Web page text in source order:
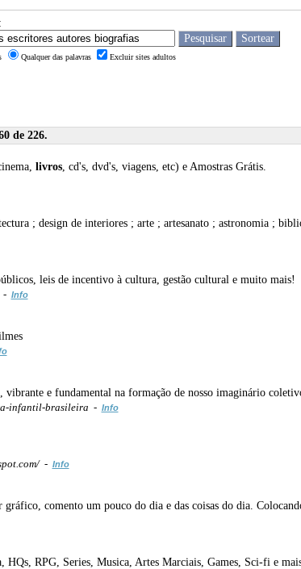
Qualquer das palavras Excluir sites adultos
de 226.
livros, cd's, dvd's, viagens, etc) e Amostras Grátis.
; design de interiores ; arte ; artesanato ; astronomia ;
leis de incentivo à cultura, gestão cultural e muito mais!
- Info
e fundamental na formação de nosso imaginário
infantil-brasileira - Info
- Info
comento um pouco do dia e das coisas do dia.
RPG, Series, Musica, Artes Marciais, Games, Sci-fi e